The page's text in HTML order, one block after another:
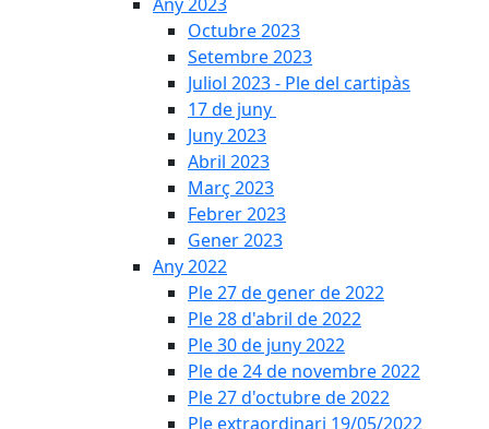
Octubre 2023
Setembre 2023
Juliol 2023 - Ple del cartipàs
17 de juny
Juny 2023
Abril 2023
Març 2023
Febrer 2023
Gener 2023
Any 2022
Ple 27 de gener de 2022
Ple 28 d'abril de 2022
Ple 30 de juny 2022
Ple de 24 de novembre 2022
Ple 27 d'octubre de 2022
Ple extraordinari 19/05/2022